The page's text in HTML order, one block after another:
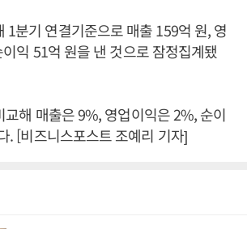
1분기 연결기준으로 매출 159억 원, 영
익 51억 원을 낸 것으로 잠정집계됐
해 매출은 9%, 영업이익은 2%, 순이
. [비즈니스포스트 조예리 기자]